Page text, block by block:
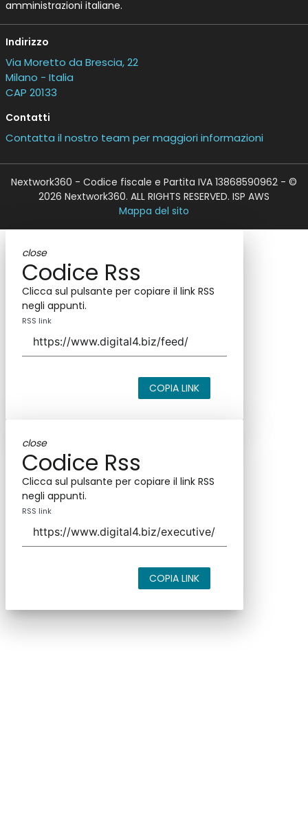
amministrazioni italiane.
Indirizzo
Via Moretto da Brescia, 22
Milano - Italia
CAP 20133
Contatti
Contatta il nostro team per maggiori informazioni
Nextwork360 - Codice fiscale e Partita IVA 13868590962 - ©
2026 Nextwork360. ALL RIGHTS RESERVED. ISP AWS
Mappa del sito
close
Codice Rss
Clicca sul pulsante per copiare il link RSS
negli appunti.
RSS link
COPIA LINK
close
Codice Rss
Clicca sul pulsante per copiare il link RSS
negli appunti.
RSS link
COPIA LINK